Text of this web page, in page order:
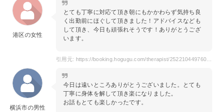
港区の女性
とても丁寧に対応て頂き朝にもかかわらず気持ち良
く出勤前にほぐして頂きました！アドバイスなども
して頂き、今日も頑張れそうです！ありがとうござ
います。
横浜市の男性
今日は遠いところありがとうございました。とても
丁寧に身体を解して頂き楽になりました。
お話もとても楽しかったです。